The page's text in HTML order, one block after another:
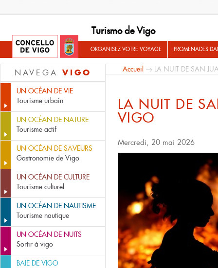
Turismo de Vigo
ORGANISEZ VOTRE VOYAGE PROMENADES
NAVEGA VIGO
UN OCÉAN DE VIE
Tourisme urbain
UN OCÉAN DE NATURE
Tourisme actif
UN OCÉAN DE SAVEURS
Gastronomie de Vigo
UN OCÉAN DE CULTURE
Tourisme culturel
UN OCÉAN DE NAUTISME
Tourisme nautique
UN OCÉAN DE NUITS
Sortir à vigo
BAIE DE VIGO
Accueil → LA NUIT DE SAN
LA NUIT DE
VIGO
Mercredi, 20 mai 2026